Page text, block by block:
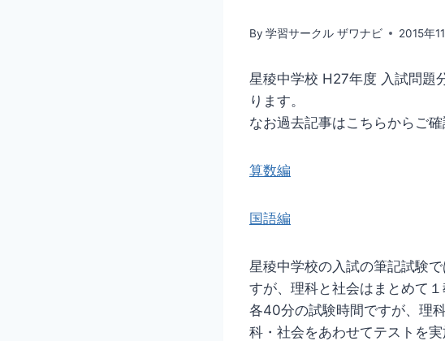
By 学習サークル ザワナビ 2015年
星稜中学校 H27年度 入試問題
ります。
なお過去記事はこちらからご確
算数編
国語編
星稜中学校の入試の筆記試験
すが、理科と社会はまとめて
各40分の試験時間ですが、理
科・社会をあわせてテストを